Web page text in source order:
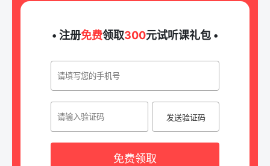
• 注册免费领取300元试听课礼包 •
发送验证码
免费领取